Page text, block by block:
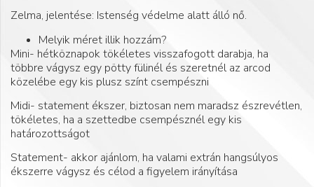
Zelma, jelentése: Istenség védelme alatt álló nő.
Melyik méret illik hozzám?
Mini- hétköznapok tökéletes visszafogott darabja, ha
többre vágysz egy pötty fülinél és szeretnél az arcod
közelébe egy kis plusz színt csempészni
Midi- statement ékszer, biztosan nem maradsz észrevétlen,
tökéletes, ha a szettedbe csempésznél egy kis
határozottságot
Statement- akkor ajánlom, ha valami extrán hangsúlyos
ékszerre vágysz és célod a figyelem irányítása